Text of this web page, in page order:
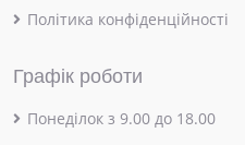
Політика конфіденційності
Графік роботи
Понеділок з 9.00 до 18.00